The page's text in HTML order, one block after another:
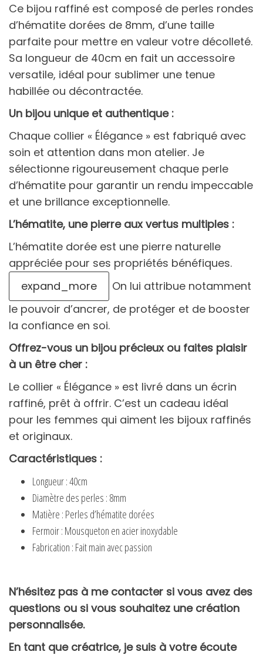
Ce bijou raffiné est composé de perles rondes
d’hématite dorées de 8mm, d’une taille
parfaite pour mettre en valeur votre décolleté.
Sa longueur de 40cm en fait un accessoire
versatile, idéal pour sublimer une tenue
habillée ou décontractée.
Un bijou unique et authentique :
Chaque collier « Élégance » est fabriqué avec
soin et attention dans mon atelier. Je
sélectionne rigoureusement chaque perle
d’hématite pour garantir un rendu impeccable
et une brillance exceptionnelle.
L’hématite, une pierre aux vertus multiples :
L’hématite dorée est une pierre naturelle
appréciée pour ses propriétés bénéfiques.
expand_more
On lui attribue notamment
le pouvoir d’ancrer, de protéger et de booster
la confiance en soi.
Offrez-vous un bijou précieux ou faites plaisir
à un être cher :
Le collier « Élégance » est livré dans un écrin
raffiné, prêt à offrir. C’est un cadeau idéal
pour les femmes qui aiment les bijoux raffinés
et originaux.
Caractéristiques :
Longueur : 40cm
Diamètre des perles : 8mm
Matière : Perles d’hématite dorées
Fermoir : Mousqueton en acier inoxydable
Fabrication : Fait main avec passion
N’hésitez pas à me contacter si vous avez des
questions ou si vous souhaitez une création
personnalisée.
En tant que créatrice, je suis à votre écoute